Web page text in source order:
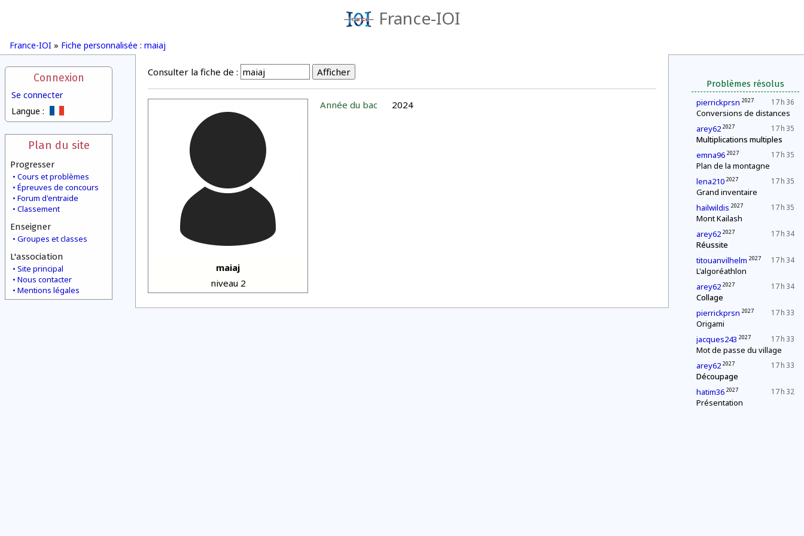
France-IOI
France-IOI » Fiche personnalisée : maiaj
Connexion
Se connecter
Langue :
Plan du site
Progresser
Cours et problèmes
Épreuves de concours
Forum d'entraide
Classement
Enseigner
Groupes et classes
L'association
Site principal
Nous contacter
Mentions légales
Problèmes résolus
17 h 36
pierrickprsn 2027
Conversions de distances
17 h 35
arey62 2027
Multiplications multiples
17 h 35
emna96 2027
Plan de la montagne
17 h 35
lena210 2027
Grand inventaire
17 h 35
hailwildis 2027
Mont Kailash
17 h 34
arey62 2027
Réussite
17 h 34
titouanvilhelm 2027
L'algoréathlon
17 h 34
arey62 2027
Collage
17 h 33
pierrickprsn 2027
Origami
17 h 33
jacques243 2027
Mot de passe du village
17 h 33
arey62 2027
Découpage
17 h 32
hatim36 2027
Présentation
Consulter la fiche de :
maiaj
niveau 2
Année du bac 2024